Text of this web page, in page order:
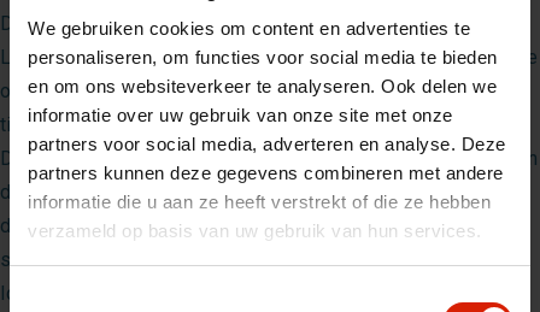
We gebruiken cookies om content en advertenties te
personaliseren, om functies voor social media te bieden
en om ons websiteverkeer te analyseren. Ook delen we
informatie over uw gebruik van onze site met onze
partners voor social media, adverteren en analyse. Deze
partners kunnen deze gegevens combineren met andere
informatie die u aan ze heeft verstrekt of die ze hebben
verzameld op basis van uw gebruik van hun services.
Toestemmingsselectie
Dit praktische stoffen mandje is speciaal ontworpen voor de
Let’s Go Indoor binnenrollator. Het biedt een slimme en stijlvolle
oplossing om kleine voorwerpen binnen handbereik te houden
tijdens het lopen.
De mand wordt met stevig klittenband eenvoudig bevestigd aan
de onderzijde van de
Let’s Go Indoor
, op de plek van het
dienblad. Dankzij de slimme positionering blijft de rollator
stabiel en wendbaar, zonder dat de mand in de weg zit.
Ideaal voor het veilig meenemen van alledaagse spulletjes in